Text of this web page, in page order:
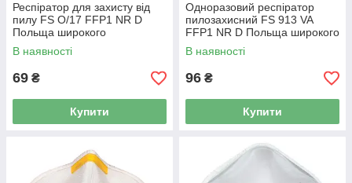
Респіратор для захисту від
пилу FS О/17 FFP1 NR D
Польща широкого
застосування
протиаерозольний
В наявності
69 ₴
Купити
Одноразовий респіратор
пилозахисний FS 913 VA
FFP1 NR D Польща широкого
застосування
В наявності
96 ₴
Купити